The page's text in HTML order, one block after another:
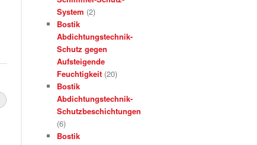
System (2)
Bostik
Abdichtungstechnik-
Schutz gegen
Aufsteigende
Feuchtigkeit (20)
Bostik
Abdichtungstechnik-
Schutzbeschichtungen
(6)
Bostik